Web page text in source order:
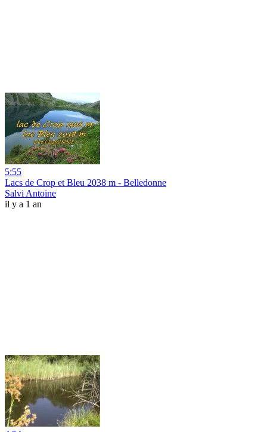
5:55
Lacs de Crop et Bleu 2038 m - Belledonne
Salvi Antoine
il y a 1 an